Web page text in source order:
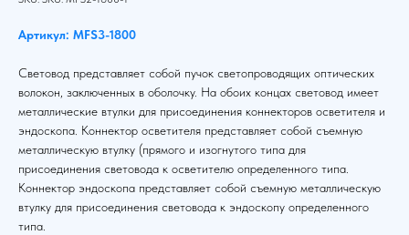
Артикул: MFS3-1800
Световод представляет собой пучок светопроводящих оптических
волокон, заключенных в оболочку. На обоих концах световод имеет
металлические втулки для присоединения коннекторов осветителя и
эндоскопа. Коннектор осветителя представляет собой съемную
металлическую втулку (прямого и изогнутого типа для
присоединения световода к осветителю определенного типа.
Коннектор эндоскопа представляет собой съемную металлическую
втулку для присоединения световода к эндоскопу определенного
типа.